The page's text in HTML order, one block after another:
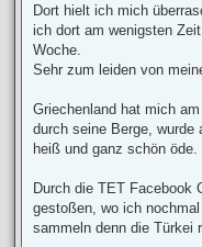
Dort hielt ich mich
ich dort am wenigsten
Woche.
Sehr zum leiden von
Griechenland hat mich
durch seine Berge, wurde
heiß und ganz schön öde.
Durch die TET Facebook
gestoßen, wo ich
sammeln denn die Türkei